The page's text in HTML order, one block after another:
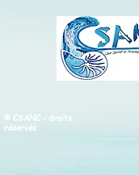
© CSANC - droits
réservés